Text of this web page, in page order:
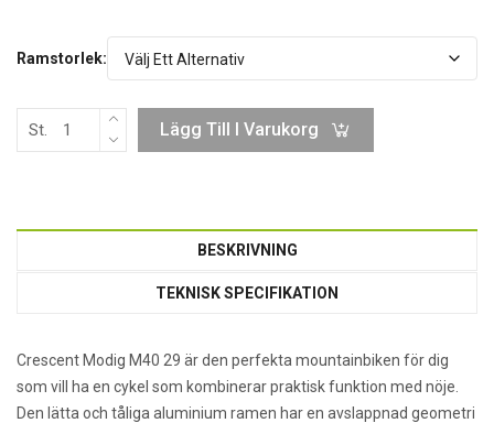
Ramstorlek:
St. Lägg Till I Varukorg
BESKRIVNING
TEKNISK SPECIFIKATION
Crescent Modig M40 29 är den perfekta mountainbiken för dig
som vill ha en cykel som kombinerar praktisk funktion med nöje.
Den lätta och tåliga aluminium ramen har en avslappnad geometri